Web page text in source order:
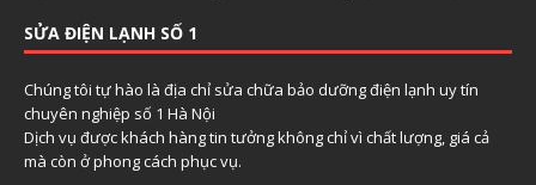
SỬA ĐIỆN LẠNH SỐ 1
Chúng tôi tự hào là địa chỉ sửa chữa bảo dưỡng điện lạnh uy tín
chuyên nghiệp số 1 Hà Nội
Dịch vụ được khách hàng tin tưởng không chỉ vì chất lượng, giá cả
mà còn ở phong cách phục vụ.